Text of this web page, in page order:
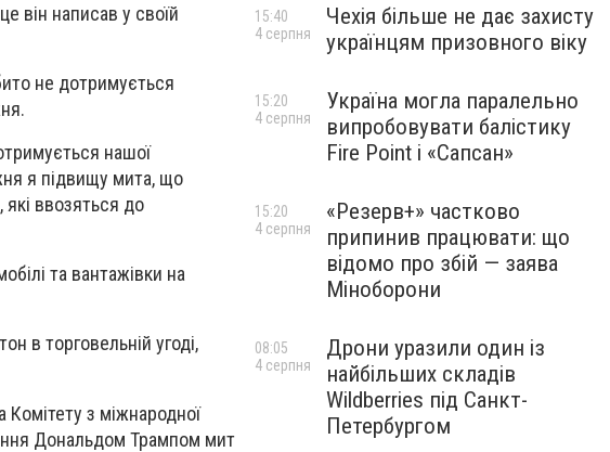
він написав у своїй
не дотримується
нашої
я підвищу мита, що
які ввозяться до
та вантажівки на
в торговельній угоді,
з міжнародної
Дональдом Трампом мит
Чехія більше не дає захисту
українцям призовного віку
15:40
4 серпня
Україна могла паралельно
випробовувати балістику
Fire Point і «Сапсан»
15:20
4 серпня
«Резерв+» частково
припинив працювати: що
відомо про збій — заява
Міноборони
15:20
4 серпня
Дрони уразили один із
найбільших складів
Wildberries під Санкт-
Петербургом
08:05
4 серпня